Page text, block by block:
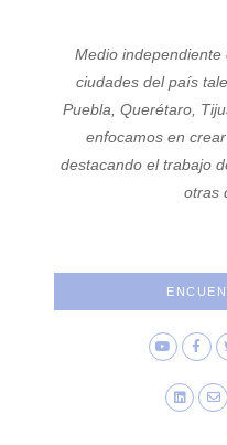
Medio
ciudades del país
Puebla, Querétaro,
enfocamos en
destacando el trabajo
otras